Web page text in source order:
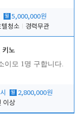
월 5,000,000원
청소
경력무관
키노
이모 1명 구합니다.
월 2,800,000원
이상